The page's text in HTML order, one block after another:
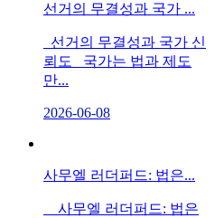
선거의 무결성과 국가 ...
선거의 무결성과 국가 신
뢰도 국가는 법과 제도
만...
2026-06-08
사무엘 러더퍼드: 법은...
사무엘 러더퍼드: 법은